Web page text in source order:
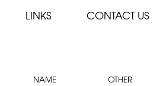
LINKS CONTACT US
NAME OTHER